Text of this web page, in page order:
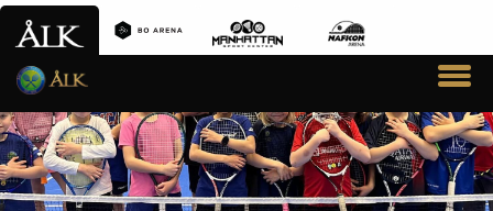
SEURA
AIKUISTOIMINTA
VARAA VUORO